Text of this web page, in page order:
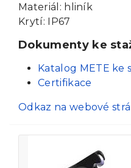
Materiál: hliník
Krytí: IP67
Dokumenty ke
Katalog METE ke
Certifikace
Odkaz na webové